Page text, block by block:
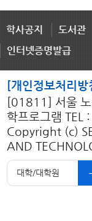
학사공지 도서관
인터넷증명발급
[개인정보처리방
[01811] 서울
학프로그램
Copyright (c)
AND
대학/대학원